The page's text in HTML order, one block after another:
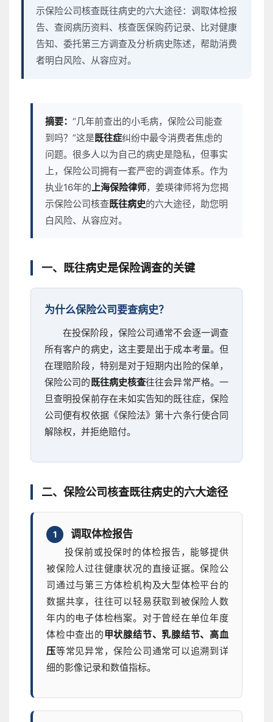
示保险公司核查既往病史的六大途径：调取体检报
告、查阅病历资料、核查医保购药记录、比对健康
告知、委托第三方调查及分析病史陈述，帮助消费
者明白风险、从容应对。
摘要： “几年前查出的小毛病，保险公司能查
到吗？”这是既往症纠纷中最令消费者焦虑的
问题。很多人以为自己的病史是隐私，但事实
上，保险公司拥有一套严密的调查体系。作为
执业16年的上海保险律师，姜瑛律师将为您揭
示保险公司核查既往病史的六大途径，助您明
白风险、从容应对。
一、既往病史是保险调查的关键
为什么保险公司要查病史？
在投保阶段，保险公司通常不会逐一调查
所有客户的病史，这主要是出于成本考量。但
在理赔阶段，特别是对于短期内出险的保单，
保险公司的既往病史核查往往会异常严格。一
旦查明投保前存在未如实告知的既往症，保险
公司便有权依据《保险法》第十六条行使合同
解除权，并拒绝赔付。
二、保险公司核查既往病史的六大途径
1 调取体检报告
投保前或投保时的体检报告，能够提供
被保险人过往健康状况的直接证据。保险公
司通过与第三方体检机构及大型体检平台的
数据共享，往往可以轻易获取到被保险人数
年内的电子体检档案。对于曾经在单位年度
体检中查出的甲状腺结节、乳腺结节、高血
压等常见异常，保险公司通常可以追溯到详
细的影像记录和数值指标。